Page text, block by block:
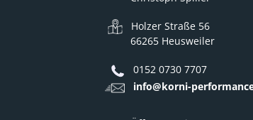
Holzer Straße 56
66265 Heusweiler
0152 0730 7707
info@korni-